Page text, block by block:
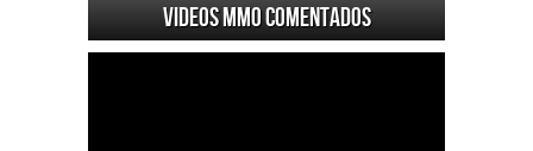
Videos MMO Comentados